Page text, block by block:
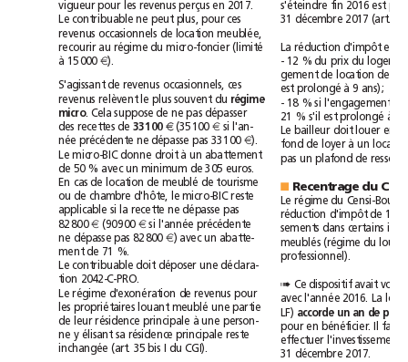
vigueur
pour les revenus perçus en
2017.
Le
contribuable ne peut plus, pour
ces
revenus
occasionnels de location
meublée,
r
ecourir au régime du micro-foncier
(limité
à
15000 € ).
S'agissant de revenus occasionnels,
ces
revenus
relèvent le plus souvent du
régime
micro. Cela suppose de ne pas
dépasser
des
recettes de 33100 € (35100 € si
l'an-
née
précédente ne dépasse pas 33100 € ).
Le
micro-BIC donne droit à un
abattement
de
50 % avec un minimum de
305euros.
En
cas de location de meublé de
tourisme
ou
de chambre d'hôte, le micro-BIC
reste
applicable
si la recette ne dépasse
pas
82800 € (90900 € si l'année
précédente
ne
dépasse pas 82800 €) avec un
abatte-
ment
de 71
%.
Le
contribuable doit déposer une
déclara-
tion
2042-C-PRO.
Le
régime d'exonération de revenus
pour
les
propriétaires louant meublé une
partie
de
leur résidence principale à une
person-
ne y élisant sa résidence principale
reste
inchangée
(art. 35 bis I du CGI).
s'éteindre
fin 2016
est
31décembre
2017 (art.
La réduction d'impôt
-
12 % du prix
du
gement
de location de
est
prolongé à 9
ans);
-
18 % si l'engagement
21
% est prolongé à
Le
bailleur doit louer en
fond de loyer à un
pas
un plafond de
Recentrage du
Le régime
du
réduction
d'impôt de
sements
dans
certains
meublés
(régime du
professionnel).
➠ Ce dispositif
avait
avec
l'année 2016. La
LF) accorde un an de
pour
en bénéficier.
effectuer
31décembre
2017.